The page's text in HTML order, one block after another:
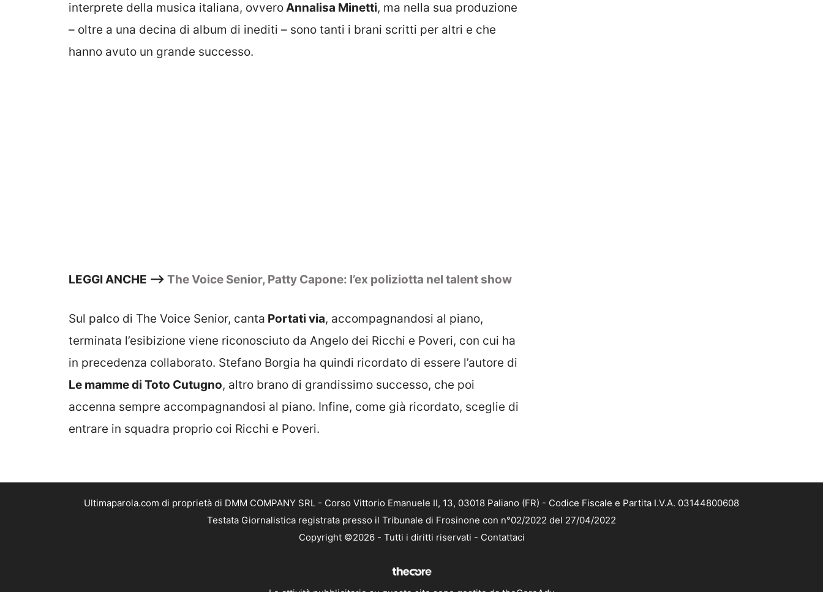
interprete della musica italiana, ovveroAnnalisa Minetti, ma nella sua produzione
– oltre a una decina di album di inediti – sono tanti i brani scritti per altri e che
hanno avuto un grande successo.
LEGGI ANCHE –> The Voice Senior, Patty Capone: l’ex poliziotta nel talent show
Sul palco di The Voice Senior, canta Portati via, accompagnandosi al piano,
terminata l’esibizione viene riconosciuto da Angelo dei Ricchi e Poveri, con cui ha
in precedenza collaborato. Stefano Borgia ha quindi ricordato di essere l’autore di
Le mamme di Toto Cutugno, altro brano di grandissimo successo, che poi
accenna sempre accompagnandosi al piano. Infine, come già ricordato, sceglie di
entrare in squadra proprio coi Ricchi e Poveri.
Ultimaparola.com di proprietà di DMM COMPANY SRL - Corso Vittorio Emanuele II, 13, 03018 Paliano (FR) - Codice Fiscale e Partita I.V.A. 03144800608
Testata Giornalistica registrata presso il Tribunale di Frosinone con n°02/2022 del 27/04/2022
Copyright ©2026 - Tutti i diritti riservati - Contattaci